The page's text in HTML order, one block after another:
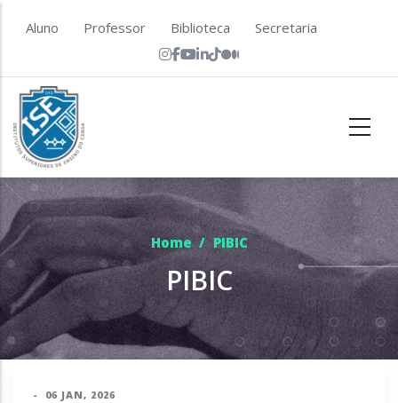
top menu
Aluno Professor Biblioteca Secretaria
Home / PIBIC
PIBIC
- 06 JAN, 2026